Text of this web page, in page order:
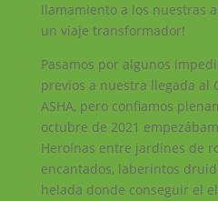
llamamiento a los nuestras
un viaje transformador!
Pasamos por algunos
previos a nuestra llegada al
ASHA, pero confiamos
octubre de 2021
Heroínas entre jardines de
encantados, laberintos
helada donde conseguir el